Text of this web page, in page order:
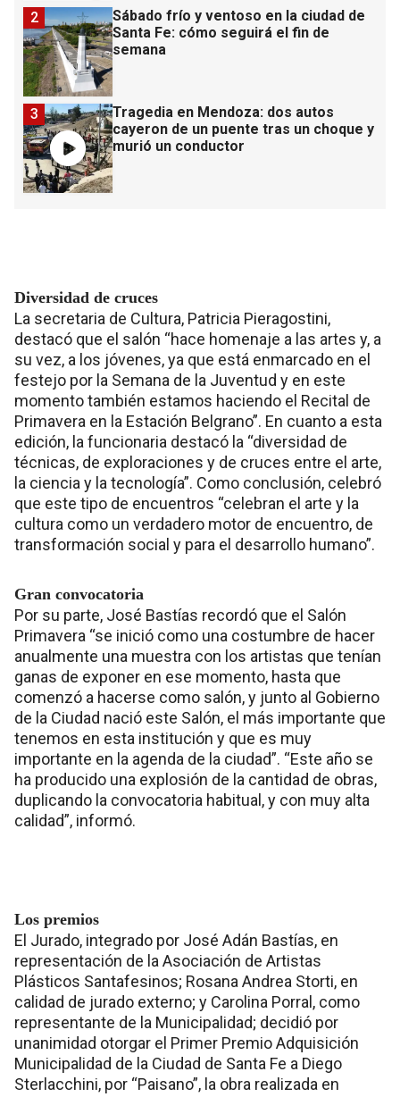
Sábado frío y ventoso en la ciudad de
Santa Fe: cómo seguirá el fin de
semana
2
Tragedia en Mendoza: dos autos
cayeron de un puente tras un choque y
murió un conductor
3
Diversidad de cruces
La secretaria de Cultura, Patricia Pieragostini,
destacó que el salón “hace homenaje a las artes y, a
su vez, a los jóvenes, ya que está enmarcado en el
festejo por la Semana de la Juventud y en este
momento también estamos haciendo el Recital de
Primavera en la Estación Belgrano”. En cuanto a esta
edición, la funcionaria destacó la “diversidad de
técnicas, de exploraciones y de cruces entre el arte,
la ciencia y la tecnología”. Como conclusión, celebró
que este tipo de encuentros “celebran el arte y la
cultura como un verdadero motor de encuentro, de
transformación social y para el desarrollo humano”.
Gran convocatoria
Por su parte, José Bastías recordó que el Salón
Primavera “se inició como una costumbre de hacer
anualmente una muestra con los artistas que tenían
ganas de exponer en ese momento, hasta que
comenzó a hacerse como salón, y junto al Gobierno
de la Ciudad nació este Salón, el más importante que
tenemos en esta institución y que es muy
importante en la agenda de la ciudad”. “Este año se
ha producido una explosión de la cantidad de obras,
duplicando la convocatoria habitual, y con muy alta
calidad”, informó.
Los premios
El Jurado, integrado por José Adán Bastías, en
representación de la Asociación de Artistas
Plásticos Santafesinos; Rosana Andrea Storti, en
calidad de jurado externo; y Carolina Porral, como
representante de la Municipalidad; decidió por
unanimidad otorgar el Primer Premio Adquisición
Municipalidad de la Ciudad de Santa Fe a Diego
Sterlacchini, por “Paisano”, la obra realizada en